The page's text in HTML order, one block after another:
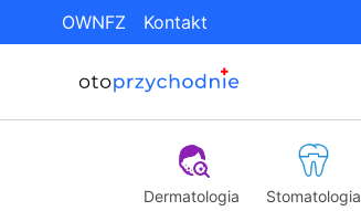
OWNFZ Kontakt
Dermatologia Stomatologia